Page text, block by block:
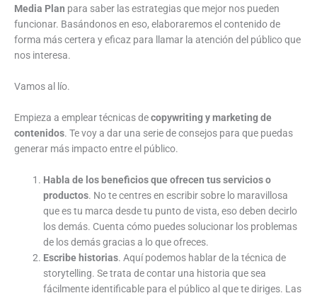
Media Plan para saber las estrategias que mejor nos pueden
funcionar. Basándonos en eso, elaboraremos el contenido de
forma más certera y eficaz para llamar la atención del público que
nos interesa.
Vamos al lío.
Empieza a emplear técnicas decopywriting y marketing de
contenidos. Te voy a dar una serie de consejos para que puedas
generar más impacto entre el público.
Habla de los beneficios que ofrecen tus servicios o
productos. No te centres en escribir sobre lo maravillosa
que es tu marca desde tu punto de vista, eso deben decirlo
los demás. Cuenta cómo puedes solucionar los problemas
de los demás gracias a lo que ofreces.
Escribe historias. Aquí podemos hablar de la técnica de
storytelling. Se trata de contar una historia que sea
fácilmente identificable para el público al que te diriges. Las